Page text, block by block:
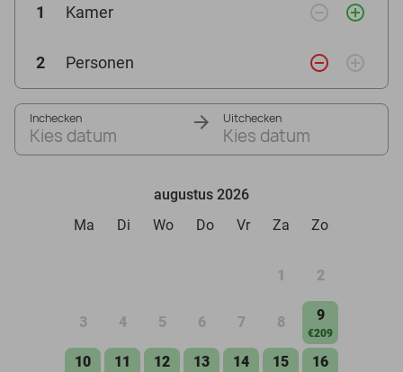
1 Kamer remove_circle_outline add_circle_outline
2 Personen remove_circle_outline add_circle_outline
Inchecken
Kies datum
Uitchecken
Kies datum
augustus 2026
Ma
Di Wo Do Vr Za Zo
1 2
3 4 5 6 7 8 9
€209
10 11 12 13 14 15 16